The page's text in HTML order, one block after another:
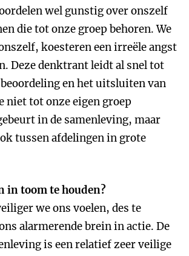
wel gunstig over onszelf
die tot onze groep behoren. We
koesteren een irreële angst
Deze denktrant leidt al snel tot
en het uitsluiten van
niet tot onze eigen groep
in de samenleving, maar
tussen afdelingen in grote
in toom te houden?
we ons voelen, des te
alarmerende brein in actie. De
is een relatief zeer veilige